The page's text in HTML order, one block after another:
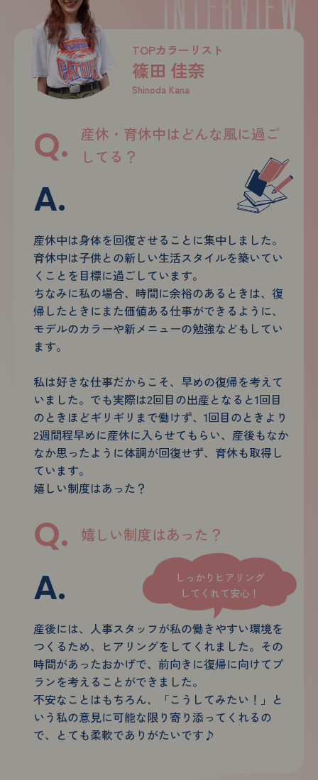
TOPカラーリスト
篠田 佳奈
Shinoda Kana
産休・育休中はどんな風に過ご
してる？
産休中は身体を回復させることに集中しました。
育休中は子供との新しい生活スタイルを築いてい
くことを目標に過ごしています。
ちなみに私の場合、時間に余裕のあるときは、復
帰したときにまた価値ある仕事ができるように、
モデルのカラーや新メニューの勉強などもしてい
ます。
私は好きな仕事だからこそ、早めの復帰を考えて
いました。 でも実際は2回目の出産となると1回目
のときほどギリギリまで働けず、 1回目のときより
2週間程早めに産休に入らせてもらい、 産後もなか
なか思ったように体調が回復せず、育休も取得し
ています。
嬉しい制度はあった？
しっかりヒアリング
してくれて安心！
嬉しい制度はあった？
産後には、人事スタッフが私の働きやすい環境を
つくるため、ヒアリングをしてくれました。その
時間があったおかげで、前向きに復帰に向けてプ
ランを考えることができました。
不安なことはもちろん、「こうしてみたい！」と
いう私の意見に可能な限り寄り添ってくれるの
で、 とても柔軟でありがたいです♪